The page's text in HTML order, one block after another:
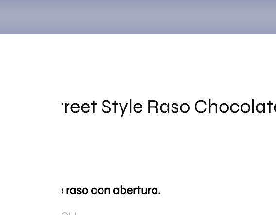
Search
Falda Street Style Raso
Falda midi de raso con abertura.